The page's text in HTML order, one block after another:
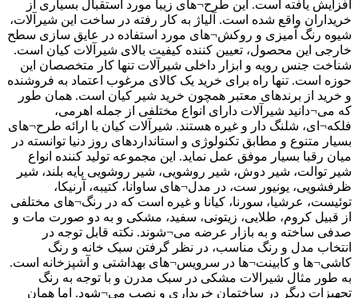
افزایش یافته است. این طرح¬های زیبا مورد استقبال بسیاری از
خریداران واقع شده است. آلیاژ به کار رفته در ساخت این شیرآلات،
شیوه رنگ آمیزی و روکش¬های مورد استفاده در عایق سازی سطح
خارجی این محصول، تعیین کننده کیفیت بالای شیرآلات کیان است.
شناخت جنس رویه و ابزار داخلی شیرآلات تنها کار متخصصان این
حوزه است. تنها راه برای خرید یک کالای مرغوب اعتماد به فروشنده
و خرید از برندهای معتبر همچون خرید شیر کیان است. همان طور
که می¬دانید شیرآلات دارای انواع مختلفی از جمله اهرمی،
فلکه¬ای، شلنگ دار و غیره هستند. شیرآلات کیان با ارائه طرح¬های
بسیار متنوع و مطابق تکنولوژی و استانداردهای روز دنیا توانسته در
میان رقبا بسیار موفق عمل نماید. این مجموعه تولید کننده انواع
شیر توالت، شیر دوش، شیر روشویی، شیر روشویی پایه بلند، شیر
ظرفشویی، یونیور ست، در مدل¬های ساوانا، کتیبه، آرنیکا،
توئیست، عرشیا، سورنا، کیانا و غیره است که در رنگ¬های مختلفی
از قبیل کروم، طلایی، زیتونی، سفید، مشکی و به دو صورت مات و
صدفی ساخته و به بازار عرضه می¬شوند. نکته قابل توجه در
انتخاب مدل و رنگ مناسب، در نظر گرفتن سبک خانه و رنگ
کاشی¬ها و کابینت¬ها در سرویس¬های بهداشتی و آشپزخانه است.
به طور مثال شیرالات مشکی در سبک مدرن و با توجه به رنگ
تجهیزات دیگر در ساختمان خریداری و نصب می¬شود. اما همان